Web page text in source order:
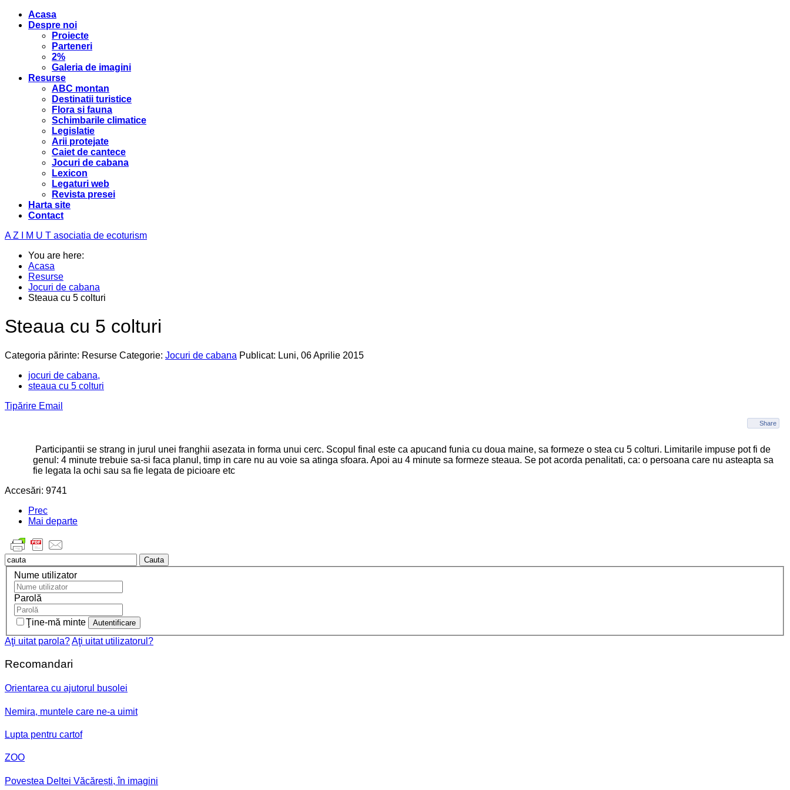
Acasa
Despre noi
Proiecte
Parteneri
2%
Galeria de imagini
Resurse
ABC montan
Destinatii turistice
Flora si fauna
Schimbarile climatice
Legislatie
Arii protejate
Caiet de cantece
Jocuri de cabana
Lexicon
Legaturi web
Revista presei
Harta site
Contact
A Z I M U T asociatia de ecoturism
You are here:
Acasa
Resurse
Jocuri de cabana
Steaua cu 5 colturi
Steaua cu 5 colturi
Categoria părinte: Resurse Categorie: Jocuri de cabana Publicat: Luni, 06 Aprilie 2015
jocuri de cabana,
steaua cu 5 colturi
Tipărire Email
Share
Participantii se strang in jurul unei franghii asezata in forma unui cerc. Scopul final este ca apucand funia cu doua maine, sa formeze o stea cu 5 colturi. Limitarile impuse pot fi de
genul: 4 minute trebuie sa-si faca planul, timp in care nu au voie sa atinga sfoara. Apoi au 4 minute sa formeze steaua. Se pot acorda penalitati, ca: o persoana care nu asteapta sa
fie legata la ochi sau sa fie legata de picioare etc
Accesări: 9741
Prec
Mai departe
Cauta
Nume utilizator
Parolă
Ţine-mă minte
Aţi uitat parola?Aţi uitat utilizatorul?
Recomandari
Orientarea cu ajutorul busolei
Nemira, muntele care ne-a uimit
Lupta pentru cartof
ZOO
Povestea Deltei Văcărești, în imagini